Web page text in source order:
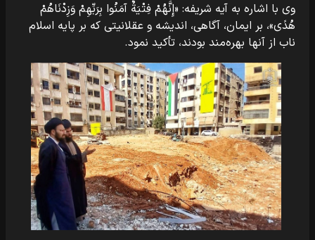
وی با اشاره به آیه شریفه: «إِنَّهُمْ فِتْیَةٌ آمَنُوا بِرَبِّهِمْ وَزِدْنَاهُمْ
هُدًى»، بر ایمان، آگاهی، اندیشه و عقلانیتی که بر پایه اسلام
ناب از آنها بهره‌مند بودند، تأکید نمود.